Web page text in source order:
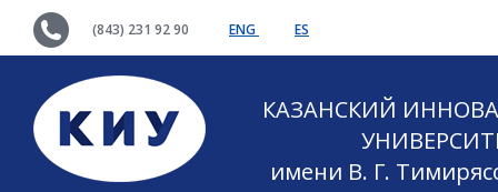
(843) 231 92 90 ENG ES
КАЗАНСКИЙ
имени В. Г.